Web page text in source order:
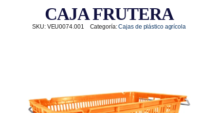
CAJA FRUTERA
SKU: VEU0074.001 Categoría:Cajas de plástico agrícola